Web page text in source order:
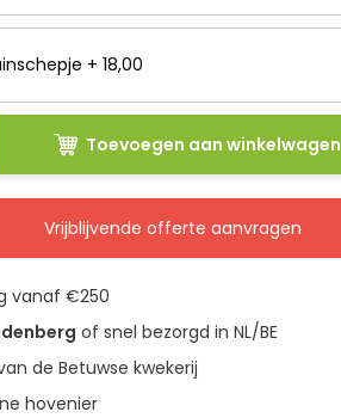
+ 18,00
Toevoegen aan winkelwagen
Vrijblijvende offerte aanvragen
vanaf €250
of snel bezorgd in NL/BE
de Betuwse kwekerij
hovenier